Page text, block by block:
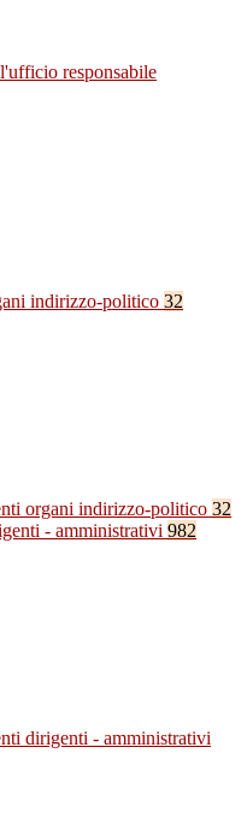
responsabile
indirizzo-politico 32
organi indirizzo-politico 32
- amministrativi 982
dirigenti - amministrativi